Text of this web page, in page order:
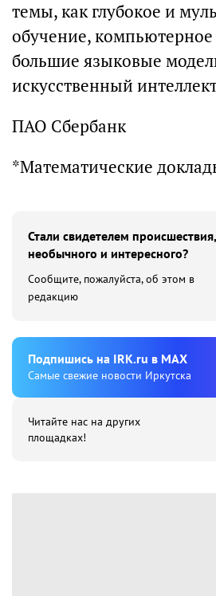
темы, как глубокое и
обучение, компьютерное
большие языковые
искусственный
ПАО Сбербанк
*Математические
Стали свидетелем
необычного и интересного?
Сообщите, пожалуйста, об этом в
редакцию
Подпишиcь на IRK.ru в MAX
Cамые свежие новости Иркутска
Читайте нас на других
площадках!